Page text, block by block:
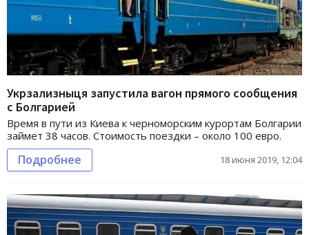
Укрзализныця запустила вагон прямого сообщения
с Болгарией
Время в пути из Киева к черноморским курортам Болгарии
займет 38 часов. Стоимость поездки – около 100 евро.
Подробнее 18 июня 2019, 12:04